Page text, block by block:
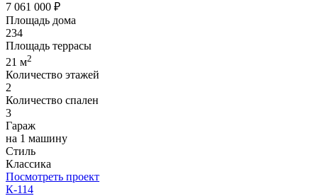
7 061 000 ₽
Площадь дома
234
Площадь террасы
21 м2
Количество этажей
2
Количество спален
3
Гараж
на 1 машину
Стиль
Классика
Посмотреть проект
К-114